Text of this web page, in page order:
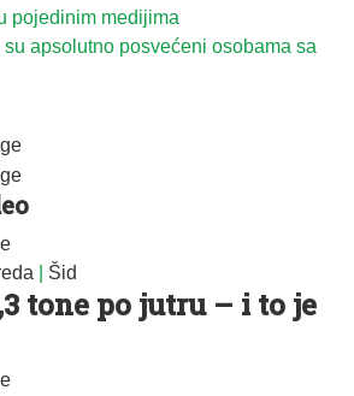
pojedinim medijima
su apsolutno posvećeni osobama sa
Šid
tone po jutru – i to je